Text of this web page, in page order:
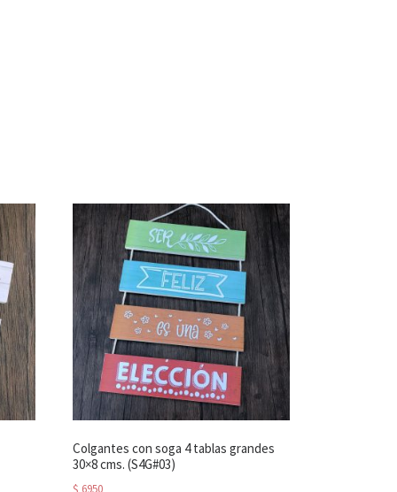
Colgantes con soga 4 tablas grandes
30×8 cms. (S4G#03)